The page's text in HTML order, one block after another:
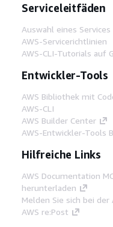
Serviceleitfäden
Auswahl eines
AWS-Servicerichtlinien
AWS-CLI-Tutorials auf
Entwickler-Tools
AWS Bibliothek mit
AWS-CLI
AWS Builder Center
AWS-Entwickler-Tools
Hilfreiche Links
AWS Documentation
herunterladen
Melden Sie sich bei der
AWS re:Post